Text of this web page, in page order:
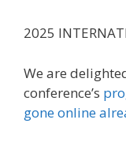
2025
We are
conference’s
gone online